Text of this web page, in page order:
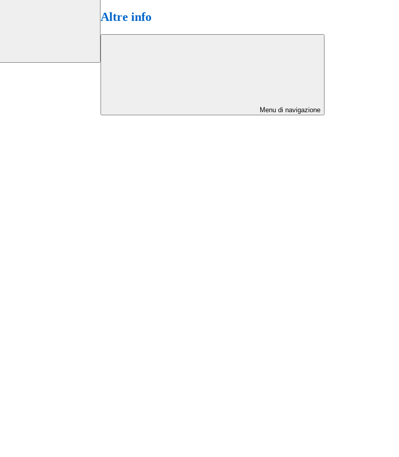
Altre info
Menu di navigazione